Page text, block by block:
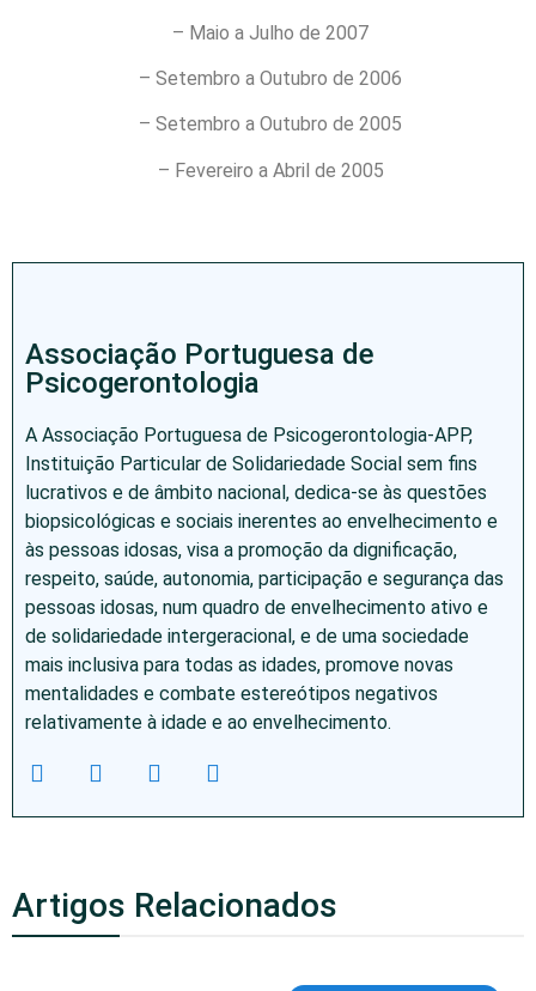
– Maio a Julho de 2007
– Setembro a Outubro de 2006
– Setembro a Outubro de 2005
– Fevereiro a Abril de 2005
Associação Portuguesa de
Psicogerontologia
A Associação Portuguesa de Psicogerontologia-APP,
Instituição Particular de Solidariedade Social sem fins
lucrativos e de âmbito nacional, dedica-se às questões
biopsicológicas e sociais inerentes ao envelhecimento e
às pessoas idosas, visa a promoção da dignificação,
respeito, saúde, autonomia, participação e segurança das
pessoas idosas, num quadro de envelhecimento ativo e
de solidariedade intergeracional, e de uma sociedade
mais inclusiva para todas as idades, promove novas
mentalidades e combate estereótipos negativos
relativamente à idade e ao envelhecimento.
Artigos Relacionados